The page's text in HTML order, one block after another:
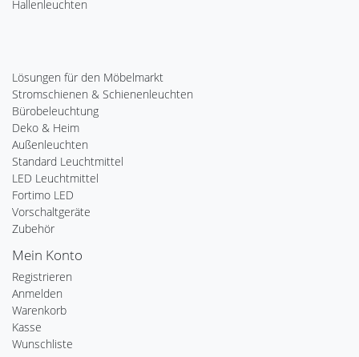
Hallenleuchten
Lösungen für den Möbelmarkt
Stromschienen & Schienenleuchten
Bürobeleuchtung
Deko & Heim
Außenleuchten
Standard Leuchtmittel
LED Leuchtmittel
Fortimo LED
Vorschaltgeräte
Zubehör
Mein Konto
Registrieren
Anmelden
Warenkorb
Kasse
Wunschliste